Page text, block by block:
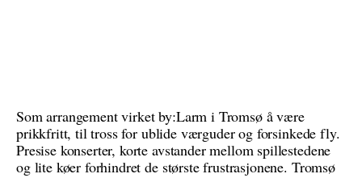
Som arrangement virket by:Larm i Tromsø å være
prikkfritt, til tross for ublide værguder og forsinkede fly.
Presise konserter, korte avstander mellom spillestedene
og lite køer forhindret de største frustrasjonene. Tromsø